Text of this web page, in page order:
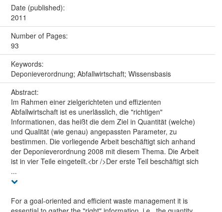
Date (published):
2011
Number of Pages:
93
Keywords:
Deponieverordnung; Abfallwirtschaft; Wissensbasis
Abstract:
Im Rahmen einer zielgerichteten und effizienten
Abfallwirtschaft ist es unerlässlich, die "richtigen"
Informationen, das heißt die dem Ziel in Quantität (welche)
und Qualität (wie genau) angepassten Parameter, zu
bestimmen. Die vorliegende Arbeit beschäftigt sich anhand
der Deponieverordnung 2008 mit diesem Thema. Die Arbeit
ist in vier Teile eingeteilt.<br />Der erste Teil beschäftigt sich
...
For a goal-oriented and efficient waste management it is